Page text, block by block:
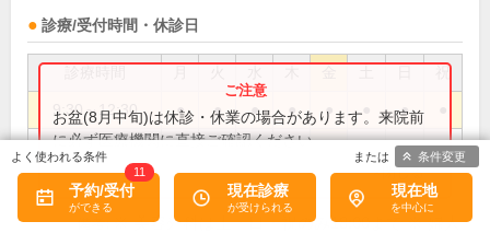
診療/受付時間・休診日
祝
9:30～12:30 ● ● ● ● ● ●
● ●
15:00～19:00 ● ●
お盆(8月中旬)は休診・休業の場合があります。来院前
に必ず医療機関に直接ご確認ください。
×閉じる
備考: ※ 美容外科は土・日・祝のみ18:00まで ※ 婦人
予約/受付
11
現在診療 現在地
条件変更